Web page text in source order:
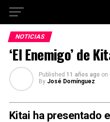
NOTICIAS
‘El Enemigo’ de
Published 11 años ago on
By José Domínguez
Kitai ha presentado